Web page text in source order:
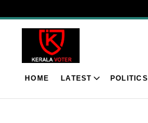
HOME LATEST POLITICS